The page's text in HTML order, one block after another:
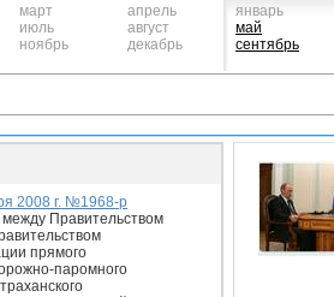
март
июль
ноябрь
апрель
август
декабрь
январь
май
сентябрь
2008 г. №1968-р
Правительством
прямого
паромного